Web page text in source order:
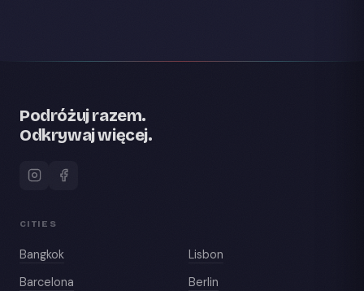
Podróżuj razem.
Odkrywaj więcej.
CITIES
Bangkok
Lisbon
Barcelona
Berlin